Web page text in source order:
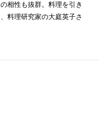
相性も抜群。料理を引き
料理研究家の大庭英子さ